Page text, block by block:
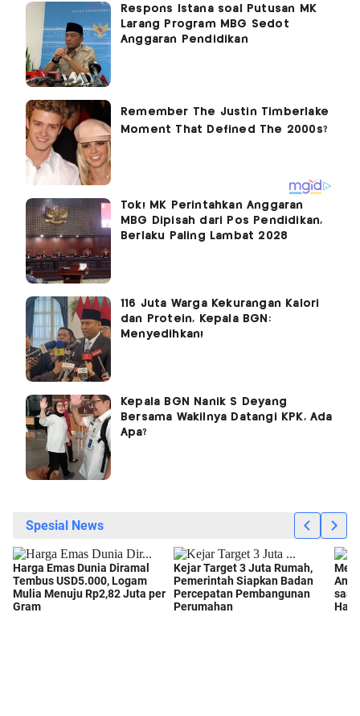
Respons Istana soal Putusan MK
Larang Program MBG Sedot
Anggaran Pendidikan
Tok! MK Perintahkan Anggaran
MBG Dipisah dari Pos Pendidikan,
Berlaku Paling Lambat 2028
116 Juta Warga Kekurangan Kalori
dan Protein, Kepala BGN:
Menyedihkan!
Kepala BGN Nanik S Deyang
Bersama Wakilnya Datangi KPK, Ada
Apa?